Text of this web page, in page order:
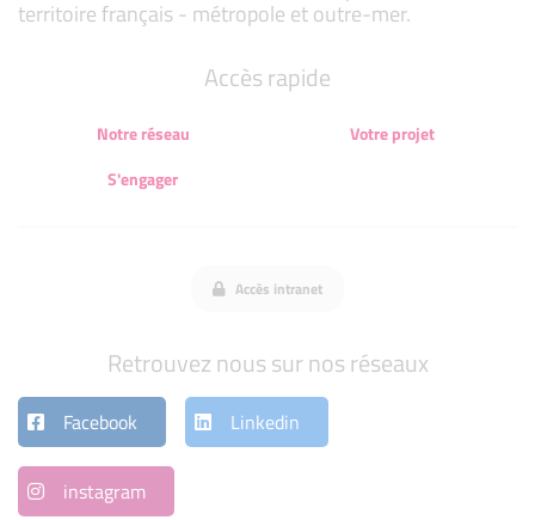
territoire français - métropole et outre-mer.
Accès rapide
Notre réseau
Votre projet
S'engager
Accès intranet
Retrouvez nous sur nos réseaux
Facebook Linkedin
instagram